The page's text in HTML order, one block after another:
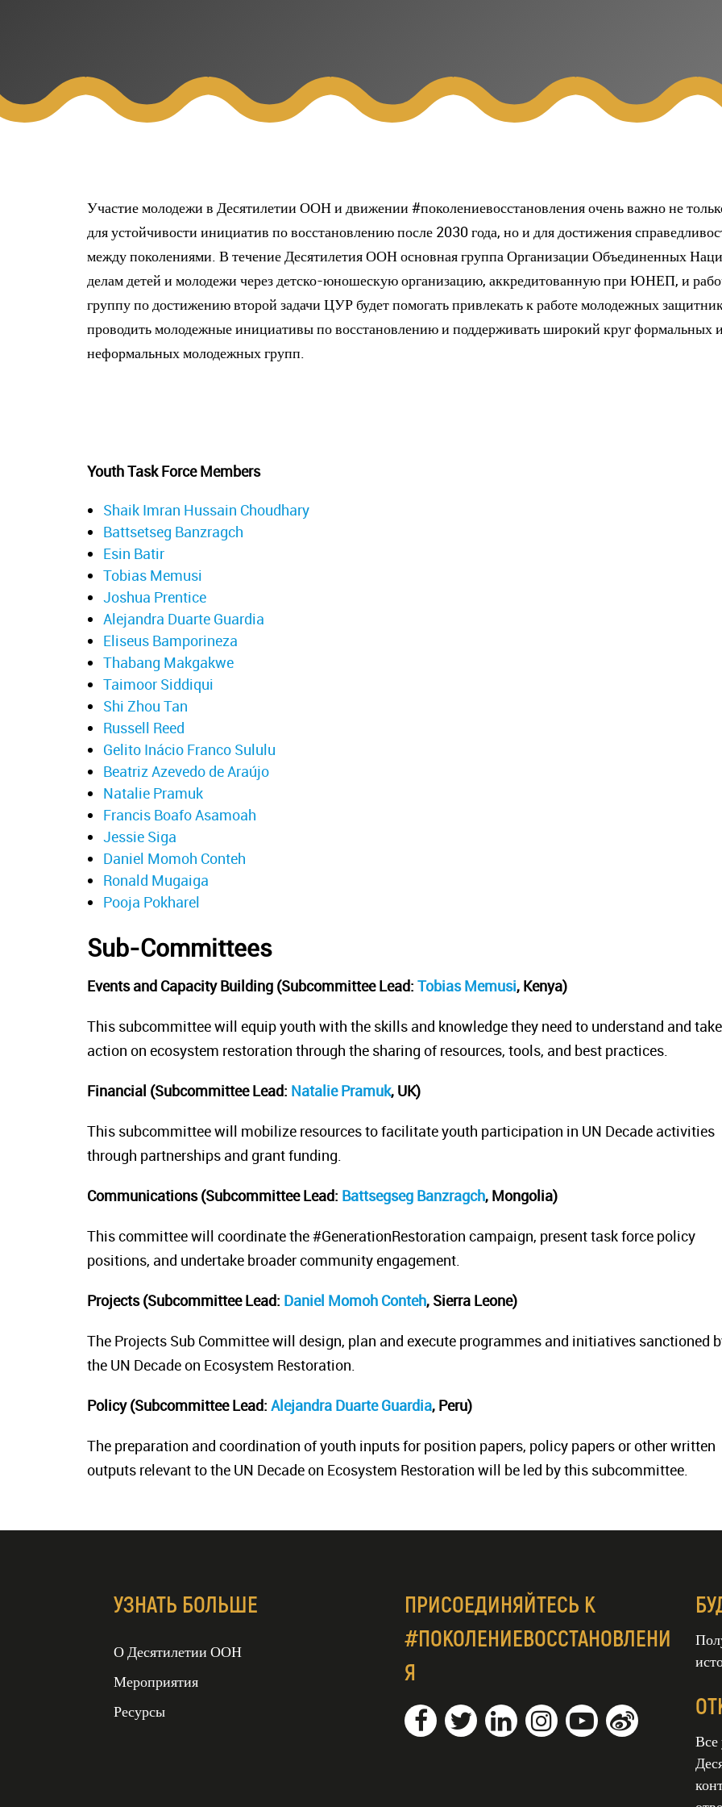
Участие молодежи в Десятилетии ООН и движении #поколениевосстановления очень важно не
для устойчивости инициатив по восстановлению после 2030 года, но и для достижения
между поколениями. В течение Десятилетия ООН основная группа Организации Объединенных
делам детей и молодежи через детско-юношескую организацию, аккредитованную при ЮНЕП, и
группу по достижению второй задачи ЦУР будет помогать привлекать к работе молодежных
проводить молодежные инициативы по восстановлению и поддерживать широкий круг формальных
неформальных молодежных групп.
Youth Task Force Members
Shaik Imran Hussain Choudhary
Battsetseg Banzragch
Esin Batir
Tobias Memusi
Joshua Prentice
Alejandra Duarte Guardia
Eliseus Bamporineza
Thabang Makgakwe
Taimoor Siddiqui
Shi Zhou Tan
Russell Reed
Gelito Inácio Franco Sululu
Beatriz Azevedo de Araújo
Natalie Pramuk
Francis Boafo Asamoah
Jessie Siga
Daniel Momoh Conteh
Ronald Mugaiga
Pooja Pokharel
Sub-Committees
Events and Capacity Building (Subcommittee Lead: Tobias Memusi, Kenya)
This subcommittee will equip youth with the skills and knowledge they need to understand and take
action on ecosystem restoration through the sharing of resources, tools, and best practices.
Financial (Subcommittee Lead: Natalie Pramuk, UK)
This subcommittee will mobilize resources to facilitate youth participation in UN Decade activities
through partnerships and grant funding.
Communications (Subcommittee Lead: Battsegseg Banzragch, Mongolia)
This committee will coordinate the #GenerationRestoration campaign, present task force policy
positions, and undertake broader community engagement.
Projects (Subcommittee Lead: Daniel Momoh Conteh, Sierra Leone)
The Projects Sub Committee will design, plan and execute programmes and initiatives sanctioned
the UN Decade on Ecosystem Restoration.
Policy (Subcommittee Lead: Alejandra Duarte Guardia, Peru)
The preparation and coordination of youth inputs for position papers, policy papers or other written
outputs relevant to the UN Decade on Ecosystem Restoration will be led by this subcommittee.
УЗНАТЬ БОЛЬШЕ
О Десятилетии ООН
Мероприятия
Ресурсы
ПРИСОЕДИНЯЙТЕСЬ К
#ПОКОЛЕНИЕВОССТАНОВЛЕНИ
Я
Все
ВОССТАНОВЛЕНИЯ
ЭКОСИСТЕМ
ДЕСЯТИЛЕТИЕ ООН